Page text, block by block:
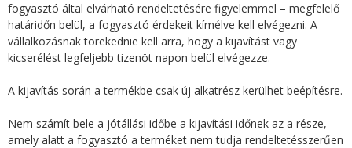
fogyasztó által elvárható rendeltetésére figyelemmel – megfelelő
határidőn belül, a fogyasztó érdekeit kímélve kell elvégezni. A
vállalkozásnak törekednie kell arra, hogy a kijavítást vagy
kicserélést legfeljebb tizenöt napon belül elvégezze.
A kijavítás során a termékbe csak új alkatrész kerülhet beépítésre.
Nem számít bele a jótállási időbe a kijavítási időnek az a része,
amely alatt a fogyasztó a terméket nem tudja rendeltetésszerűen